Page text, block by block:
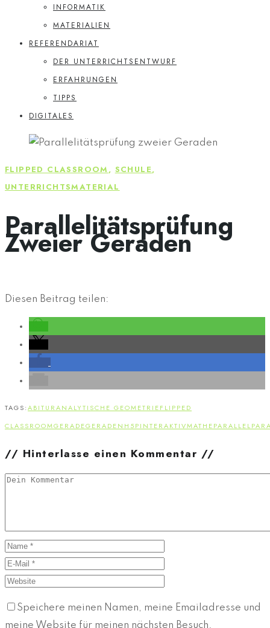
INFORMATIK
MATERIALIEN
REFERENDARIAT
DER UNTERRICHTSENTWURF
ERFAHRUNGEN
TIPPS
DIGITALES
FLIPPED CLASSROOM , SCHULE,
UNTERRICHTSMATERIAL
Parallelitätsprüfung
Zweier Geraden
Diesen Beitrag teilen:
TAGS:ABITURANALYTISCHE GEOMETRIEFLIPPED
CLASSROOMGERADEGERADEN H5PINTERAKTIVMATHEPARALLEL
// Hinterlasse einen Kommentar //
Speichere meinen Namen, meine Emailadresse und
meine Website für meinen nächsten Besuch.